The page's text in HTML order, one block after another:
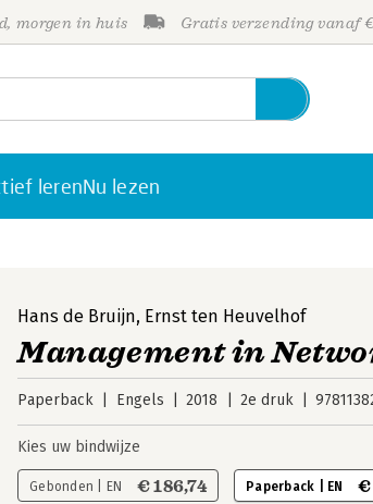
morgen in huis Gratis verzending vanaf
lerenNu lezen
Hans de Bruijn, Ernst ten Heuvelhof
Management in
Paperback Engels 2018 2e druk
Kies uw bindwijze
Gebonden | EN € 186,74 Paperback | EN €